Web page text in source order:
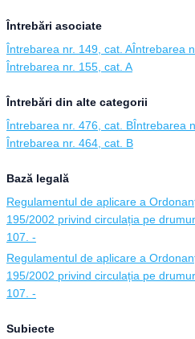
Întrebări asociate
Întrebarea nr. 149, cat. AÎntrebarea
Întrebarea nr. 155, cat. A
Întrebări din alte categorii
Întrebarea nr. 476, cat. BÎntrebarea
Întrebarea nr. 464, cat. B
Bază legală
Regulamentul de aplicare a
195/2002 privind circulația pe
107. -
Regulamentul de aplicare a
195/2002 privind circulația pe
107. -
Subiecte